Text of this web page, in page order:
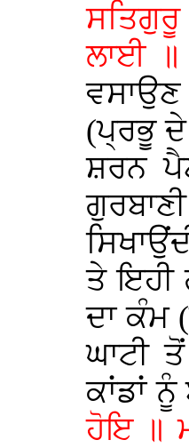
ਲਾਈ ॥
(ਪ੍ਰਭੂ ਦੇ
ਸ਼ਰਨ
ਤੇ ਇਹੀ
ਦਾ ਕੰਮ
ਘਾਟੀ
ਕਾਂਡਾਂ
ਹੋਇ ॥